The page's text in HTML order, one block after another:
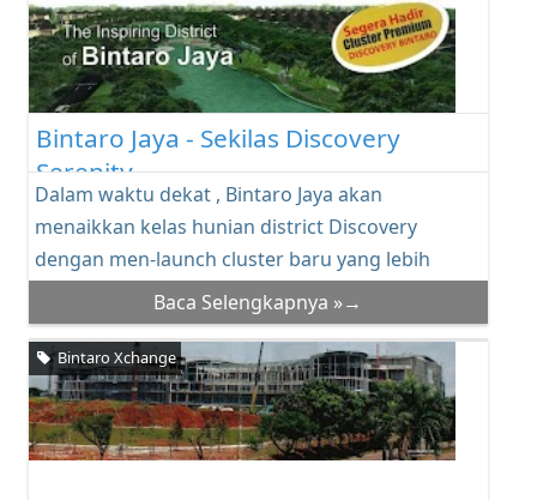
Bintaro Jaya - Sekilas Discovery
Serenity
Dalam waktu dekat , Bintaro Jaya akan
menaikkan kelas hunian district Discovery
dengan men-launch cluster baru yang lebih
premium . Jan...Baca Selengkapnya »→
Bintaro Xchange